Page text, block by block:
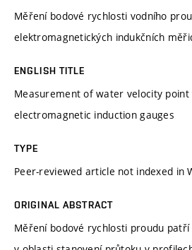
Měření bodové rychlosti vodního
elektromagnetických indukčních
ENGLISH TITLE
Measurement of water velocity point
electromagnetic induction gauges
TYPE
Peer-reviewed article not indexed in
ORIGINAL ABSTRACT
Měření bodové rychlosti proudu